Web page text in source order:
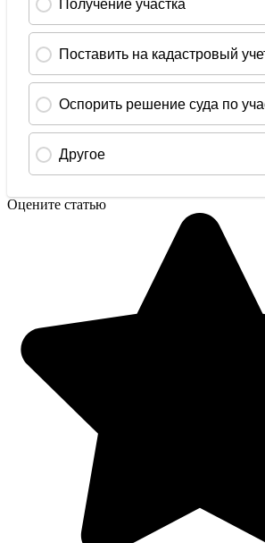
Оцените статью